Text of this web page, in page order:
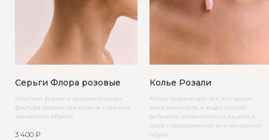
Серьги Флора розовые
Крупная форма и выразительная
фактура делают эти серьги главным
элементом образа
3 400 ₽
Колье Розали
Колье создано для тех, кто ценит
женственность и ищет способ
добавить романтичный акцент в
свой повседневный или вечерний
образ